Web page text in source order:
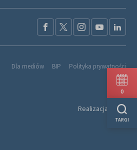
Dla mediów BIP Polityka prywatności
Realizacja: Ideo
0
TARGI